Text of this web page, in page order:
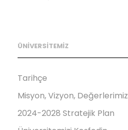
ÜNİVERSİTEMİZ
Tarihçe
Misyon, Vizyon, Değerlerimiz
2024-2028 Stratejik Plan